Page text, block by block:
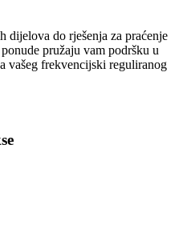
dijelova do rješenja za praćenje
pružaju vam podršku u
vašeg frekvencijski reguliranog